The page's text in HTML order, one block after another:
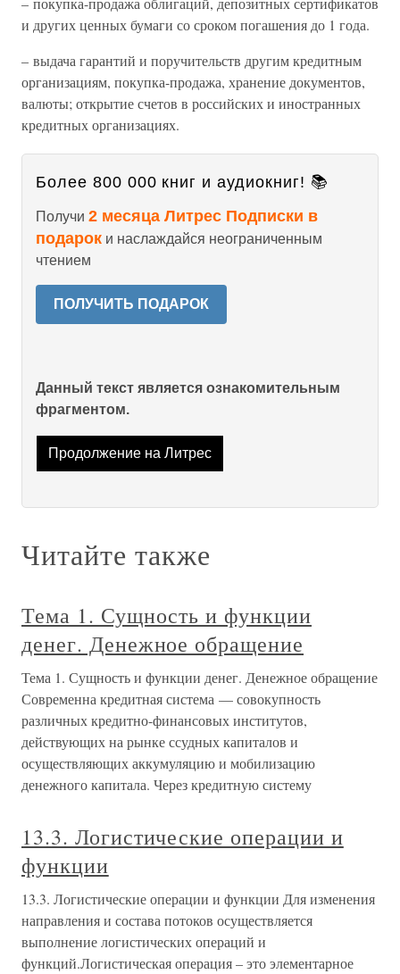
и других ценных бумаги со сроком погашения до 1 года.
– выдача гарантий и поручительств другим кредитным
организациям, покупка-продажа, хранение документов,
валюты; открытие счетов в российских и иностранных
кредитных организациях.
Более 800 000 книг и аудиокниг! 📚
Получи 2 месяца Литрес Подписки в
подарок и наслаждайся неограниченным
чтением
ПОЛУЧИТЬ ПОДАРОК
Данный текст является ознакомительным
фрагментом.
Продолжение на Литрес
Читайте также
Тема 1. Сущность и функции
денег. Денежное обращение
Тема 1. Сущность и функции денег. Денежное обращение
Современна кредитная система — совокупность
различных кредитно-финансовых институтов,
действующих на рынке ссудных капиталов и
осуществляющих аккумуляцию и мобилизацию
денежного капитала. Через кредитную систему
13.3. Логистические операции и
функции
13.3. Логистические операции и функции Для изменения
направления и состава потоков осуществляется
выполнение логистических операций и
функций.Логистическая операция – это элементарное